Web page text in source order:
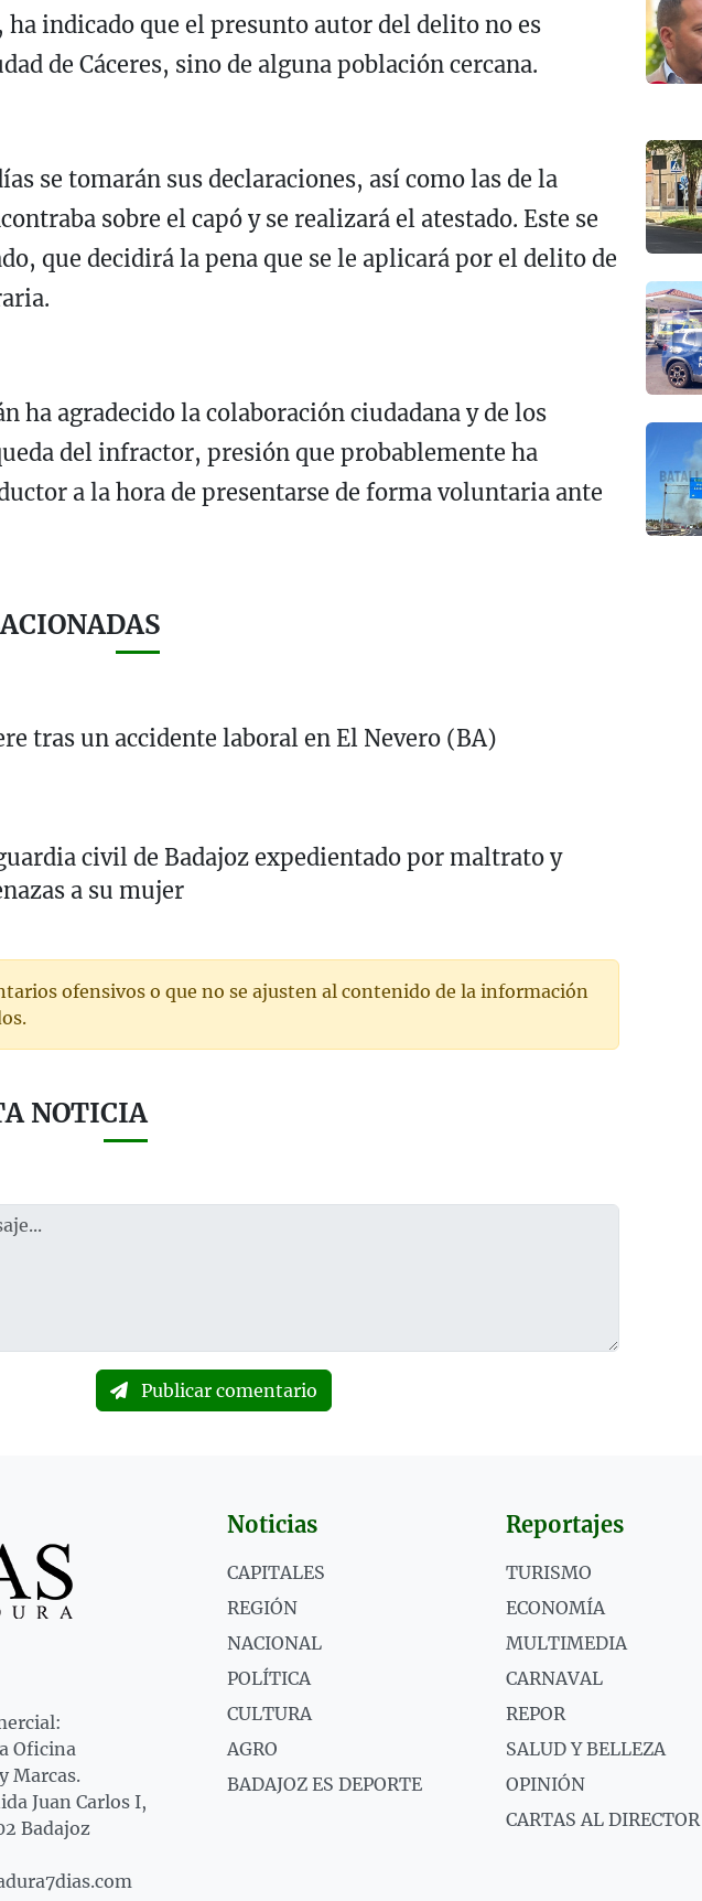
ha indicado que el presunto autor del delito no es
de Cáceres, sino de alguna población cercana.
se tomarán sus declaraciones, así como las de la
sobre el capó y se realizará el atestado. Este se
que decidirá la pena que se le aplicará por el delito de
ha agradecido la colaboración ciudadana y de los
del infractor, presión que probablemente ha
a la hora de presentarse de forma voluntaria ante
tras un accidente laboral en El Nevero (BA)
civil de Badajoz expedientado por maltrato y
a su mujer
ofensivos o que no se ajusten al contenido de la información
NOTICIA
Publicar comentario
Oficina
Marcas.
Juan Carlos I,
Badajoz
Noticias
CAPITALES
REGIÓN
NACIONAL
POLÍTICA
CULTURA
AGRO
BADAJOZ ES DEPORTE
Reportajes
TURISMO
ECONOMÍA
MULTIMEDIA
CARNAVAL
REPOR
SALUD Y BELLEZA
OPINIÓN
CARTAS AL DIRECTOR